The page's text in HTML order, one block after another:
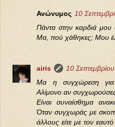
Ανώνυμος 10
Πάντα στην καρδιά μου
Μα, πού χάθηκες; Μου
airis
10
Μα η συγχώρεση για
Αλίμονο αν
Είναι συναίσθημα
Όταν συγχωράς με
άλλους είτε με τον